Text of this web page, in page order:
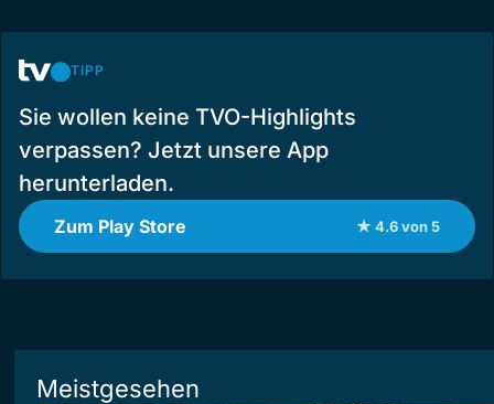
TIPP
Sie wollen keine TVO-Highlights
verpassen? Jetzt unsere App
herunterladen.
Zum Play Store ★ 4.6 von 5
Meistgesehen